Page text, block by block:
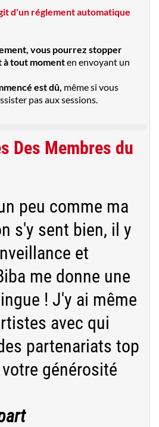
d'un réglement automatique
vous pourrez stopper
tout momenten envoyant un
est dû, même si vous
pas aux sessions.
Des Membres du
peu comme ma
s'y sent bien, il y
et
me donne une
! J'y ai même
avec qui
partenariats top
générosité